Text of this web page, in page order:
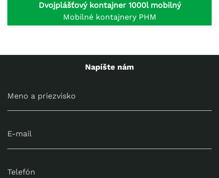
Dvojplášťový kontajner 1000l mobilný
Mobilné kontajnery PHM
Napíšte nám
Meno a priezvisko
E-mail
Telefón